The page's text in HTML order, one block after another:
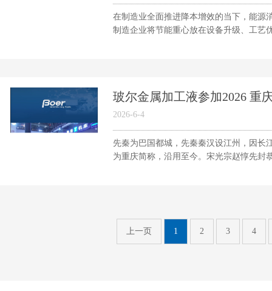
在制造业全面推进降本增效的当下，能源
制造企业将节能重心放在设备升级、工艺
玻尔金属加工液参加2026 重
2026-6-4
先秦为巴国都城，先秦秦汉设江州，因长
为重庆简称，沿用至今。宋光宗赵惇先封
上一页 1 2 3 4